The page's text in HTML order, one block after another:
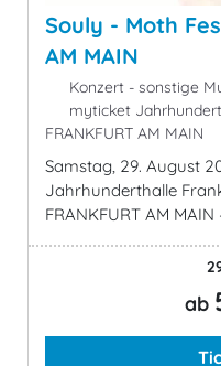
Souly - Moth
AM MAIN
Konzert - sonstige
myticket
FRANKFURT AM MAIN
Samstag, 29. August
Jahrhunderthalle
FRANKFURT AM
ab